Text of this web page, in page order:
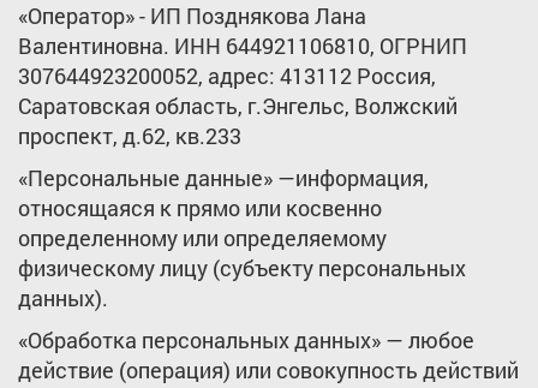
«Оператор» - ИП Позднякова Лана
Валентиновна. ИНН 644921106810, ОГРНИП
307644923200052, адрес: 413112 Россия,
Саратовская область, г.Энгельс, Волжский
проспект, д.62, кв.233
«Персональные данные» —информация,
относящаяся к прямо или косвенно
определенному или определяемому
физическому лицу (субъекту персональных
данных).
«Обработка персональных данных» — любое
действие (операция) или совокупность действий